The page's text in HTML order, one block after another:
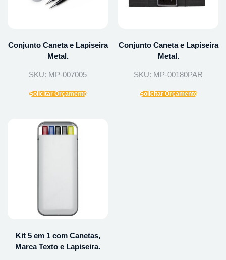
Conjunto Caneta e Lapiseira
Metal.
SKU: MP-007005
Solicitar Orçamento
Conjunto Caneta e Lapiseira
Metal.
SKU: MP-00180PAR
Solicitar Orçamento
Kit 5 em 1 com Canetas,
Marca Texto e Lapiseira.